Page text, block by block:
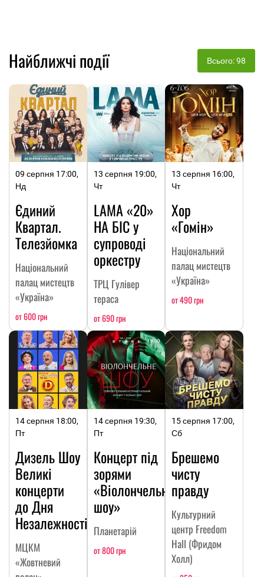
Найближчі події Всього: 98
09 серпня 17:00,
Нд
Єдиний
Квартал.
Телезйомка
Національний
палац мистецтв
«Україна»
от 600 грн
13 серпня 19:00,
Чт
LAMA «20»
НА БІС у
супроводі
оркестру
ТРЦ Гулівер
тераса
от 690 грн
13 серпня 16:00,
Чт
Хор
«Гомін»
Національний
палац мистецтв
«Україна»
от 490 грн
14 серпня 18:00,
Пт
Дизель Шоу
Великі
концерти
до Дня
Незалежності
МЦКМ
«Жовтневий
14 серпня 19:30,
Пт
Концерт під
зорями
«Віолончельне
шоу»
Планетарій
от 800 грн
15 серпня 17:00,
Сб
Брешемо
чисту
правду
Культурний
центр Freedom
Hall (Фридом
Холл)